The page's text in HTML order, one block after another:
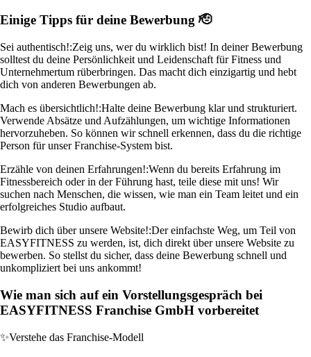
Einige Tipps für deine Bewerbung 🫡
Sei authentisch!:Zeig uns, wer du wirklich bist! In deiner Bewerbung
solltest du deine Persönlichkeit und Leidenschaft für Fitness und
Unternehmertum rüberbringen. Das macht dich einzigartig und hebt
dich von anderen Bewerbungen ab.
Mach es übersichtlich!:Halte deine Bewerbung klar und strukturiert.
Verwende Absätze und Aufzählungen, um wichtige Informationen
hervorzuheben. So können wir schnell erkennen, dass du die richtige
Person für unser Franchise-System bist.
Erzähle von deinen Erfahrungen!:Wenn du bereits Erfahrung im
Fitnessbereich oder in der Führung hast, teile diese mit uns! Wir
suchen nach Menschen, die wissen, wie man ein Team leitet und ein
erfolgreiches Studio aufbaut.
Bewirb dich über unsere Website!:Der einfachste Weg, um Teil von
EASYFITNESS zu werden, ist, dich direkt über unsere Website zu
bewerben. So stellst du sicher, dass deine Bewerbung schnell und
unkompliziert bei uns ankommt!
Wie man sich auf ein Vorstellungsgespräch bei
EASYFITNESS Franchise GmbH vorbereitet
✨Verstehe das Franchise-Modell